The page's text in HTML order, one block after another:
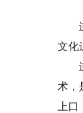
连
文化
连
术，
上口